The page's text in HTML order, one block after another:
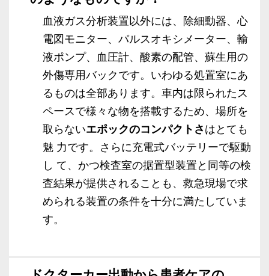
血液ガス分析装置以外には、除細動器、心
電図モニター、パルスオキシメーター、輸
液ポンプ、血圧計、酸素の配管、蘇生用の
外傷専用バックです。いわゆる処置室にあ
るものは全部あります。車内は限られたス
ペースで様々な物を搭載するため、場所を
取らないエポックのコンパクトさはとても
魅 力です。さらに充電式バッテリーで駆動
し て、かつ検査室の据置型装置と同等の検
査結果が提供されることも、救急現場で求
められる装置の条件を十分に満たしていま
す。